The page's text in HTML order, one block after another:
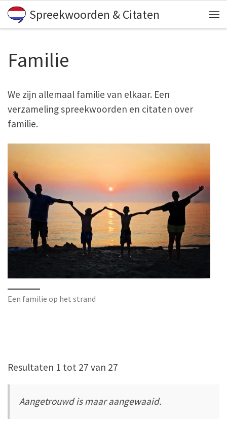
Skip to content
Spreekwoorden & Citaten
Familie
We zijn allemaal familie van elkaar. Een
verzameling spreekwoorden en citaten over
familie.
Een familie op het strand
Resultaten 1 tot 27 van 27
Aangetrouwd is maar aangewaaid.